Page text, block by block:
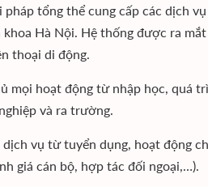
tổng thể cung cấp các dịch
Hà Nội. Hệ thống được ra
thoại di động.
mọi hoạt động từ nhập học, quá
và ra trường.
vụ từ tuyển dụng, hoạt động
giá cán bộ, hợp tác đối ngoại,…).